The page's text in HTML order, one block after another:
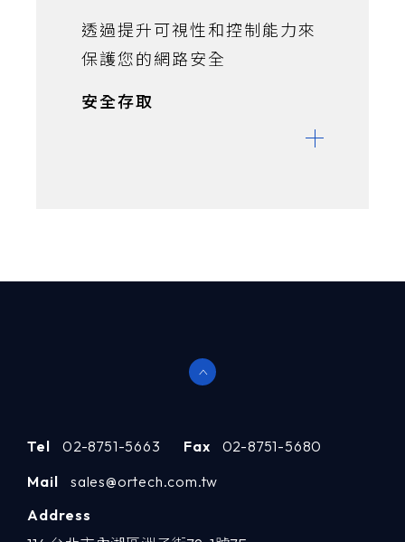
透過提升可視性和控制能力來
保護您的網路安全
安全存取
Tel 02-8751-5663 Fax
02-8751-5680
Mail
sales@ortech.com.tw
Address